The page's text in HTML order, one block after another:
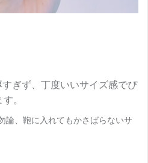
ぎず、丁度いいサイズ感でぴ
。
論、鞄に入れてもかさばらないサ